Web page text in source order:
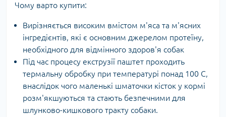
Чому варто купити:
Вирізняється високим вмістом м'яса та м'ясних
інгредієнтів, які є основним джерелом протеїну,
необхідного для відмінного здоров'я собак
Під час процесу екструзії паштет проходить
термальну обробку при температурі понад 100 С,
внаслідок чого маленькі шматочки кісток у кормі
розм'якшуються та стають безпечними для
шлунково-кишкового тракту собаки.